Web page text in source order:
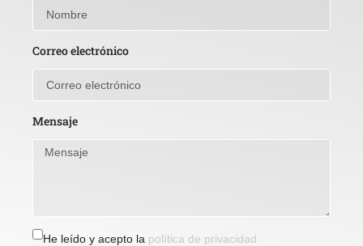
Correo electrónico
Mensaje
He leído y acepto la política de privacidad